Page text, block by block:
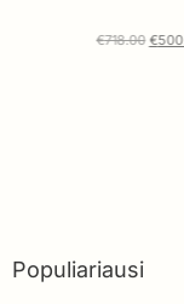
500.00
Populiariausi